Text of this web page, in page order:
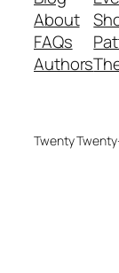
About
FAQs
Authors
Twenty